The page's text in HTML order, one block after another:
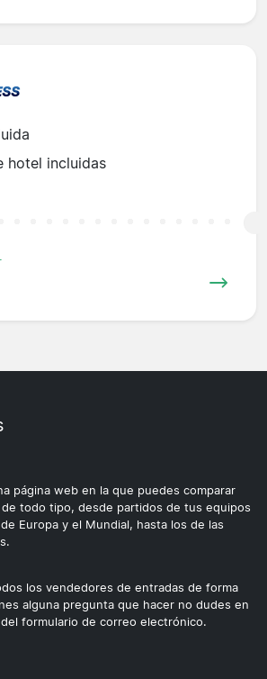
hotel incluidas
página web en la que puedes comparar
todo tipo, desde partidos de tus equipos
Europa y el Mundial, hasta los de las
los vendedores de entradas de forma
alguna pregunta que hacer no dudes en
formulario de correo electrónico.